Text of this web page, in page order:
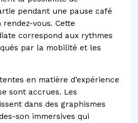
pendant une pause café
vous. Cette
correspond aux rythmes
par la mobilité et les
en matière d’expérience
sont accrues. Les
dans des graphismes
son immersives qui